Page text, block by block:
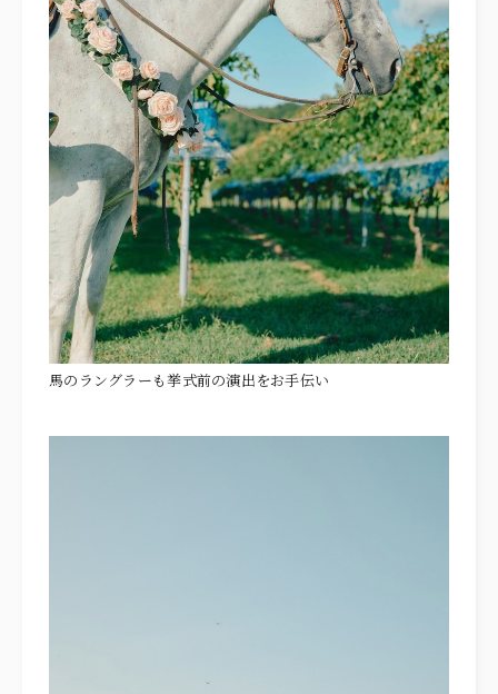
馬のラングラーも挙式前の演出をお手伝い